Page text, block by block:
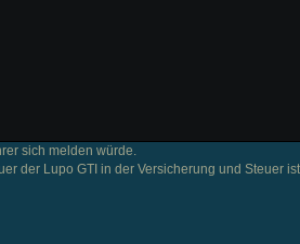
sich melden würde.
der Lupo GTI in der Versicherung und Steuer